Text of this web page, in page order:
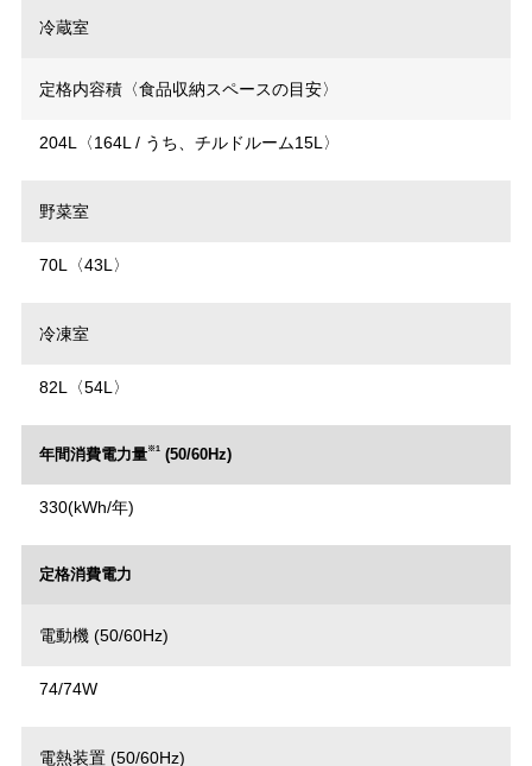
冷蔵室
定格内容積〈食品収納スペースの目安〉
204L〈164L / うち、チルドルーム15L〉
野菜室
70L〈43L〉
冷凍室
82L〈54L〉
年間消費電力量※1 (50/60Hz)
330(kWh/年)
定格消費電力
電動機 (50/60Hz)
74/74W
電熱装置 (50/60Hz)